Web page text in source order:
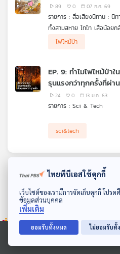
สต์
เพลง
และ
เกี่ยว
ดาวน์โหลด Thai PBS Podcast Application
Ⓒ 2020 องค์การกระจายเสียงและแพร่ภาพสาธารณะแห่
89 0 07 ก.ค. 69
รายการ : สื่อเสียงนิทาน : นิท
ทั้งสามสหาย ไทไท เสือน้อย
จ๊ะเอ๋ ชะนีจอมซน ได้เดินทาง
ทั้งสามได้พบกับไฟป่าที่กำลัง
ติดตามการการเอาตัวรอดเพื่
ชุด ไทไทไปทะเล
ไฟไหม้ป่า
EP. 9: ทำไมไฟไหม้ป่า
รุนแรงกว่าทุกครั้งที่ผ่า
24 0 13 ม.ค. 63
รายการ : Sci & Tech
sci&tech
ไทยพีบีเอสใช้คุกกี้
เว็บไซต์ของเรามีการจัดเก็บคุกกี้ โปร
ข้อมูลส่วนบุคคล
เพิ่มเติม
ยอมรับทั้งหมด ไม่ยอมรับทั้